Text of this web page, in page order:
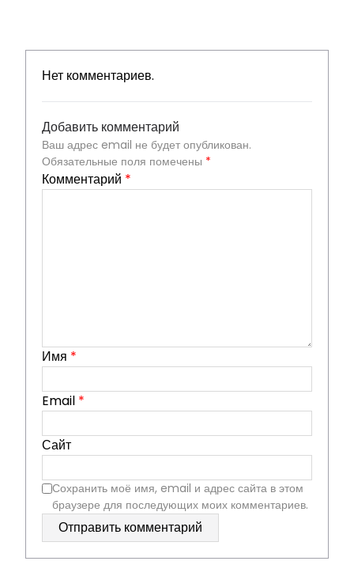
Нет комментариев.
Добавить комментарий
Ваш адрес email не будет опубликован.
Обязательные поля помечены *
Комментарий *
Имя *
Email *
Сайт
Сохранить моё имя, email и адрес сайта в этом
браузере для последующих моих комментариев.